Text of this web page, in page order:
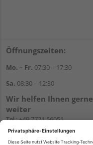
Öffnungszeiten:
Mo. – Fr. 07:30 – 17:30
Sa. 08:30 – 12:30
Wir helfen Ihnen gerne
weiter
Tel.:+49 7721 56051
E-Mail:onlineshop@holzland-